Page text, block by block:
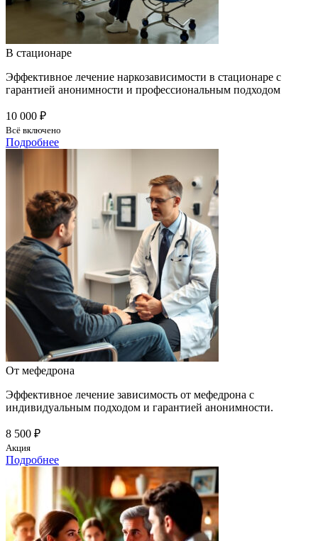
В стационаре
Эффективное лечение наркозависимости в стационаре с
гарантией анонимности и профессиональным подходом
10 000 ₽
Всё включено
Подробнее
От мефедрона
Эффективное лечение зависимость от мефедрона с
индивидуальным подходом и гарантией анонимности.
8 500 ₽
Акция
Подробнее